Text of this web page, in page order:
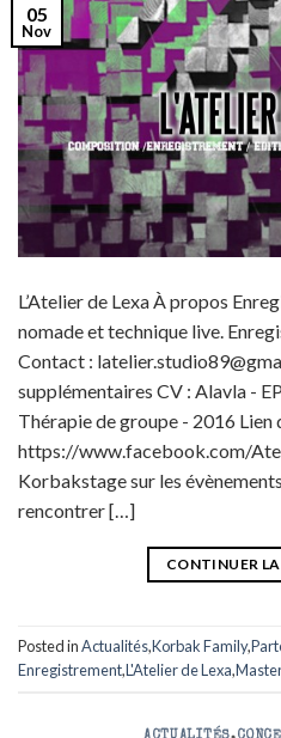
05
Nov
L’Atelier de Lexa À propos
nomade et technique live.
Contact :
supplémentaires CV : Alavla -
Thérapie de groupe - 2016 Lien
https://www.facebook.com/
Korbakstage sur les
rencontrer […]
CONTINUER
Posted inActualités,Korbak Family,
Enregistrement,L'Atelier de Lexa,